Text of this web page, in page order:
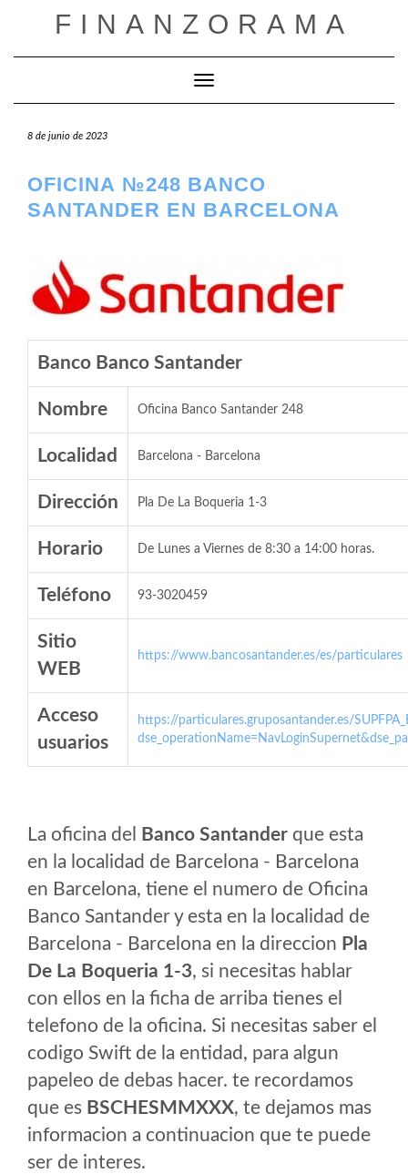
FINANZORAMA
Cambiar modo de navegación
8 de junio de 2023
OFICINA №248 BANCO
SANTANDER EN BARCELONA
Banco Banco Santander
Nombre Oficina Banco Santander 248
Localidad Barcelona - Barcelona
Dirección Pla De La Boqueria 1-3
Horario De Lunes a Viernes de 8:30 a 14:00 horas.
Teléfono 93-3020459
Sitio
WEB
https://www.bancosantander.es/es/particulares
Acceso
usuarios
https://particulares.gruposantander.es/
La oficina del Banco Santander que esta
en la localidad de Barcelona - Barcelona
en Barcelona, tiene el numero de Oficina
Banco Santander y esta en la localidad de
Barcelona - Barcelona en la direccion Pla
De La Boqueria 1-3, si necesitas hablar
con ellos en la ficha de arriba tienes el
telefono de la oficina. Si necesitas saber el
codigo Swift de la entidad, para algun
papeleo de debas hacer. te recordamos
que es BSCHESMMXXX, te dejamos mas
informacion a continuacion que te puede
ser de interes.